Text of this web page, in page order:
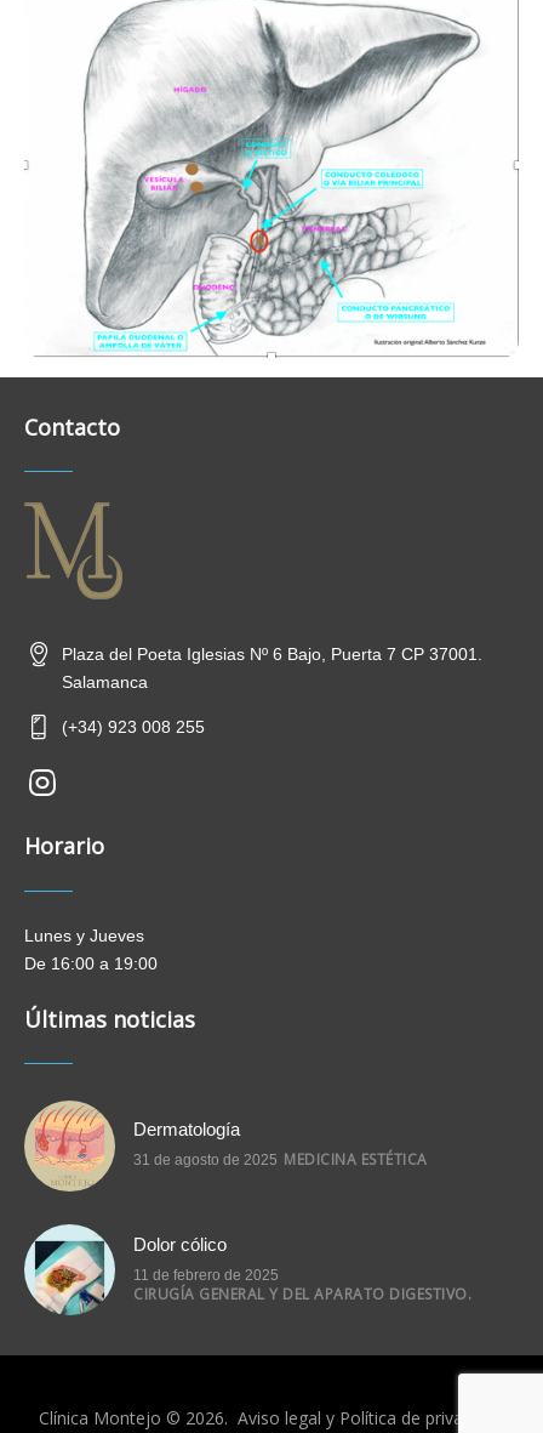
Contacto
Plaza del Poeta Iglesias Nº 6 Bajo, Puerta 7 CP 37001.
Salamanca
(+34) 923 008 255
new-
insta
Horario
Lunes y Jueves
De 16:00 a 19:00
Últimas noticias
MEDICINA ESTÉTICA
31 de agosto de 2025
Dermatología
CIRUGÍA GENERAL Y DEL APARATO DIGESTIVO.
11 de febrero de 2025
Dolor cólico
Clínica Montejo © 2026. Aviso legal y Política de privacidad